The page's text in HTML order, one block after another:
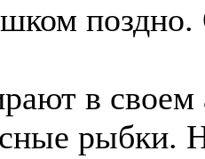
в своем
рыбки.